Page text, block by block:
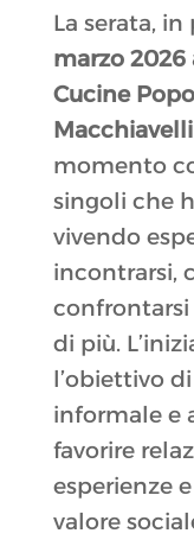
La serata,
marzo 2026
Cucine
Macchiavelli
momento
singoli che
vivendo
incontrarsi,
confrontarsi
di più.
l’obiettivo
informale e
favorire
esperienze
valore